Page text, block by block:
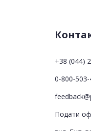
+38 (044)
0-800-503-
Подати